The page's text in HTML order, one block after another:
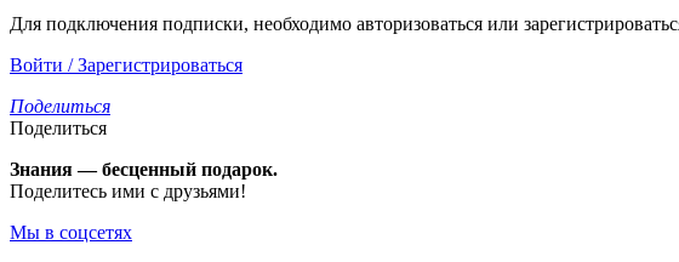
Для подключения подписки, необходимо авторизоваться или
Войти / Зарегистрироваться
Поделиться
Поделиться
Знания — бесценный подарок.
Поделитесь ими с друзьями!
Мы в соцсетях